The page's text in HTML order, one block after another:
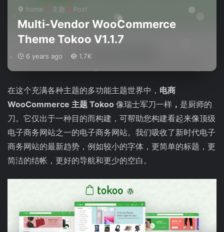
home 主题 Post
Multi-Vendor WooCommerce
Theme Tokoo V1.1.7
6 years ago 1.7K
在这个充满各种主题的多功能主题世界中， 电商
WooCommerce 主题 Tokoo 像瑞士军刀一样 ， 是厨师的
刀。它仅出于一种目的而构建，可帮助您构建看起来像顶级
电子商务网站之一的电子商务网站。我们吸收了新时代电子
商务网站的最新趋势，例如较小的字体，更简单的标题，更
简洁的结帐，更好的导航和更少的空白。